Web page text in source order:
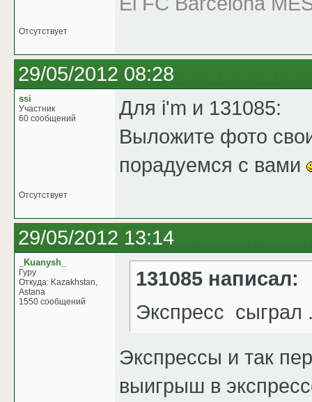
Отсутствует
29/05/2012 08:28
ssi
Участник
60 сообщений
Для i'm и 131085:
Выложите фото
порадуемся с вами
Отсутствует
29/05/2012 13:14
_Kuanysh_
Гуру
Откуда: Kazakhstan,
Astana
1550 сообщений
131085 написал:
Экспресс сыграл
Экспрессы и так
выигрыш в